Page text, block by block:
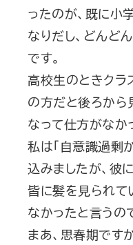
ったのが、既に小
なりだし、どんど
です。
高校生のときクラ
の方だと後ろから
なって仕方がなか
私は「自意識過剰
込みましたが、彼
皆に髪を見られて
なかったと言うの
まあ、思春期です